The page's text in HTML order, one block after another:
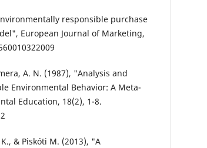
responsible purchase
European Journal of Marketing,
A. N. (1987), "Analysis and
Environmental Behavior: A Meta-
Education, 18(2), 1-8.
& Piskóti M. (2013), "A